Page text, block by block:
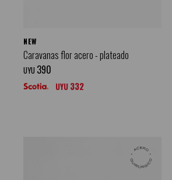
NEW
Caravanas flor acero - plateado
UYU 390
UYU 332